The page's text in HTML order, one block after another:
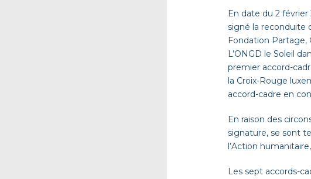
En date du 2
signé la reconduite
Fondation Partage,
L’ONGD le Soleil
premier accord-
la Croix-Rouge
accord-cadre en
En raison des
signature, se sont
l’Action
Les sept accords-